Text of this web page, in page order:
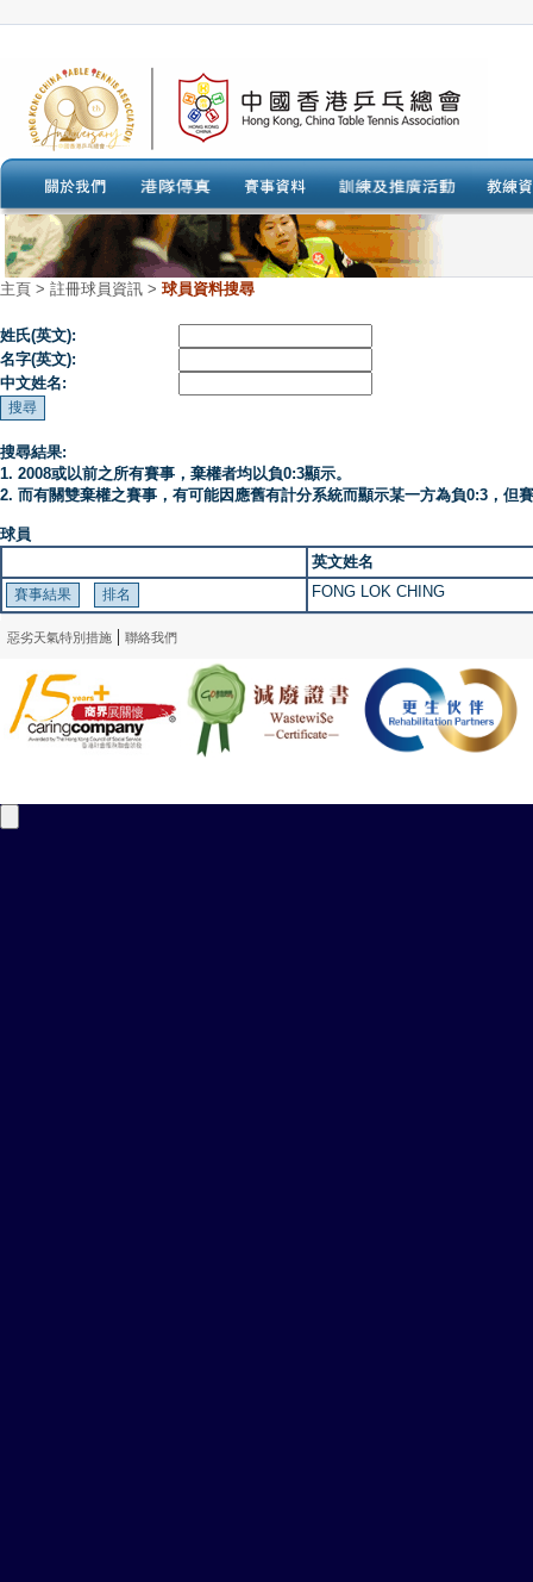
主頁 > 註冊球員資訊 > 球員資料搜尋
姓氏(英文):
名字(英文):
中文姓名:
搜尋結果:
1. 2008或以前之所有賽事，棄權者均以負0:3顯示。
2. 而有關雙棄權之賽事，有可能因應舊有計分系統而顯示某一方為負0:3，但
球員
英文姓名
FONG LOK CHING